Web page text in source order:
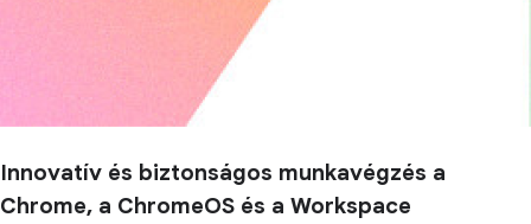
Innovatív és biztonságos munkavégzés a
Chrome, a ChromeOS és a Workspace